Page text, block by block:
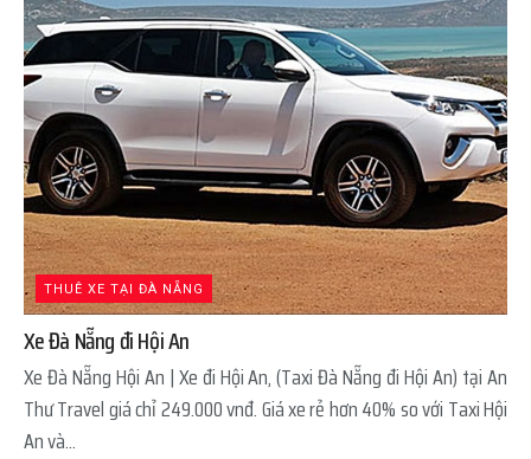
THUÊ XE TẠI ĐÀ NẴNG
Xe Đà Nẵng đi Hội An
Xe Đà Nẵng Hội An | Xe đi Hội An, (Taxi Đà Nẵng đi Hội An) tại An
Thư Travel giá chỉ 249.000 vnđ. Giá xe rẻ hơn 40% so với Taxi Hội
An và...